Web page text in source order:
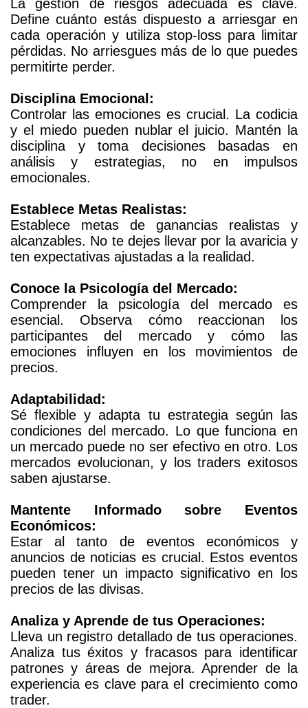
La gestión de riesgos adecuada es clave.
Define cuánto estás dispuesto a arriesgar en
cada operación y utiliza stop-loss para limitar
pérdidas. No arriesgues más de lo que puedes
permitirte perder.
Disciplina Emocional:
Controlar las emociones es crucial. La codicia
y el miedo pueden nublar el juicio. Mantén la
disciplina y toma decisiones basadas en
análisis y estrategias, no en impulsos
emocionales.
Establece Metas Realistas:
Establece metas de ganancias realistas y
alcanzables. No te dejes llevar por la avaricia y
ten expectativas ajustadas a la realidad.
Conoce la Psicología del Mercado:
Comprender la psicología del mercado es
esencial. Observa cómo reaccionan los
participantes del mercado y cómo las
emociones influyen en los movimientos de
precios.
Adaptabilidad:
Sé flexible y adapta tu estrategia según las
condiciones del mercado. Lo que funciona en
un mercado puede no ser efectivo en otro. Los
mercados evolucionan, y los traders exitosos
saben ajustarse.
Mantente Informado sobre Eventos
Económicos:
Estar al tanto de eventos económicos y
anuncios de noticias es crucial. Estos eventos
pueden tener un impacto significativo en los
precios de las divisas.
Analiza y Aprende de tus Operaciones:
Lleva un registro detallado de tus operaciones.
Analiza tus éxitos y fracasos para identificar
patrones y áreas de mejora. Aprender de la
experiencia es clave para el crecimiento como
trader.